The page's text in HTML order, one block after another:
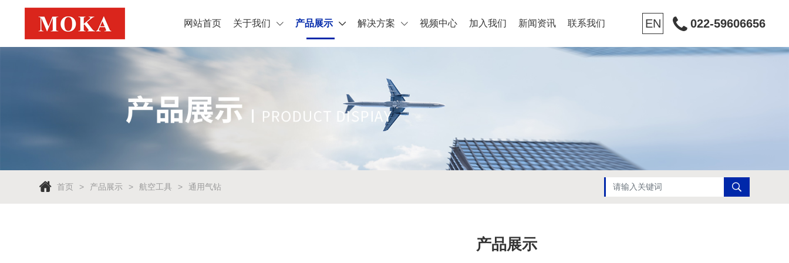
网站首页 关于我们 产品展示 解决方案 视频中心 加入我们 新闻资讯 联系我们 EN 022-59606656
首页 产品展示 航空工具 通用气钻
产品展示